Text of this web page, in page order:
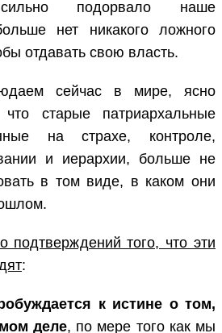
подорвало наше
нет никакого ложного
отдавать свою власть.
сейчас в мире, ясно
старые патриархальные
на страхе, контроле,
и иерархии, больше не
в том виде, в каком они
подтверждений того, что эти
:
к истине о том,
деле, по мере того как мы